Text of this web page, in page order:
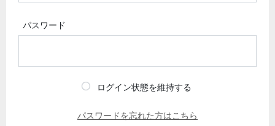
パスワード
ログイン状態を維持する
パスワードを忘れた方はこちら